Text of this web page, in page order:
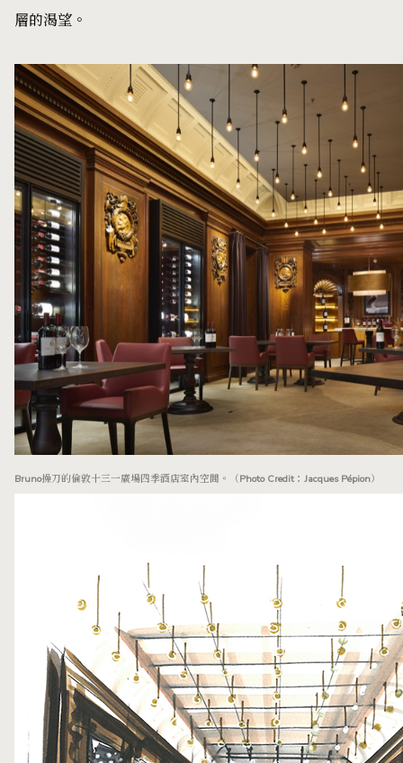
層的渴望。
Bruno操刀的倫敦十三一廣場四季酒店室內空間。（Photo Credit：Jacques Pépion）